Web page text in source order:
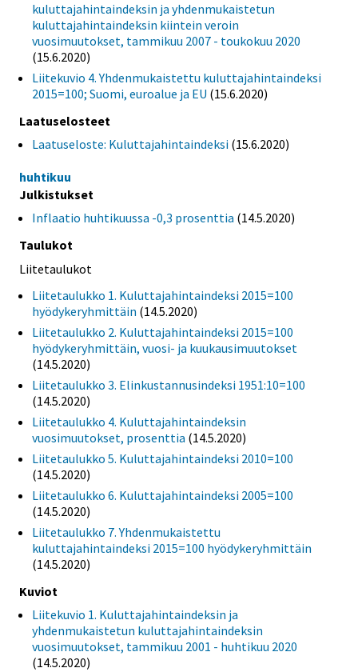
kuluttajahintaindeksin ja yhdenmukaistetun
kuluttajahintaindeksin kiintein veroin
vuosimuutokset, tammikuu 2007 - toukokuu 2020
(15.6.2020)
Liitekuvio 4. Yhdenmukaistettu kuluttajahintaindeksi
2015=100; Suomi, euroalue ja EU (15.6.2020)
Laatuselosteet
Laatuseloste: Kuluttajahintaindeksi (15.6.2020)
huhtikuu
Julkistukset
Inflaatio huhtikuussa -0,3 prosenttia (14.5.2020)
Taulukot
Liitetaulukot
Liitetaulukko 1. Kuluttajahintaindeksi 2015=100
hyödykeryhmittäin (14.5.2020)
Liitetaulukko 2. Kuluttajahintaindeksi 2015=100
hyödykeryhmittäin, vuosi- ja kuukausimuutokset
(14.5.2020)
Liitetaulukko 3. Elinkustannusindeksi 1951:10=100
(14.5.2020)
Liitetaulukko 4. Kuluttajahintaindeksin
vuosimuutokset, prosenttia (14.5.2020)
Liitetaulukko 5. Kuluttajahintaindeksi 2010=100
(14.5.2020)
Liitetaulukko 6. Kuluttajahintaindeksi 2005=100
(14.5.2020)
Liitetaulukko 7. Yhdenmukaistettu
kuluttajahintaindeksi 2015=100 hyödykeryhmittäin
(14.5.2020)
Kuviot
Liitekuvio 1. Kuluttajahintaindeksin ja
yhdenmukaistetun kuluttajahintaindeksin
vuosimuutokset, tammikuu 2001 - huhtikuu 2020
(14.5.2020)